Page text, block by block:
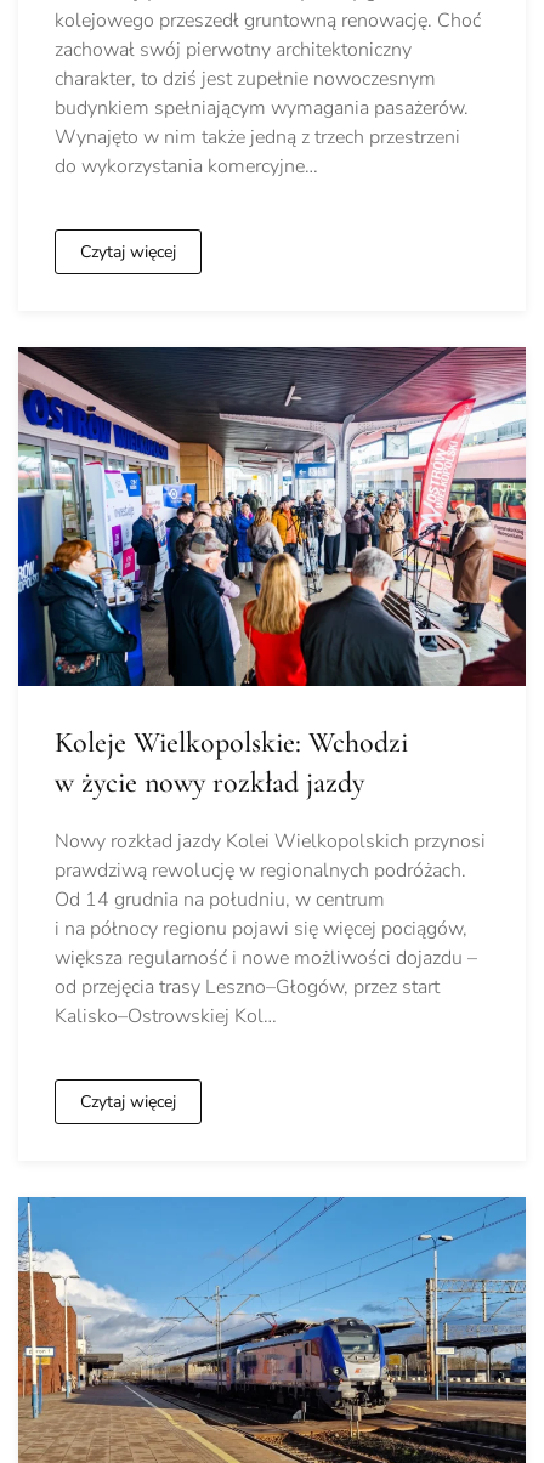
kolejowego przeszedł gruntowną renowację. Choć
zachował swój pierwotny architektoniczny
charakter, to dziś jest zupełnie nowoczesnym
budynkiem spełniającym wymagania pasażerów.
Wynajęto w nim także jedną z trzech przestrzeni
do wykorzystania komercyjne…
Czytaj więcej
Koleje Wielkopolskie: Wchodzi
w życie nowy rozkład jazdy
Nowy rozkład jazdy Kolei Wielkopolskich przynosi
prawdziwą rewolucję w regionalnych podróżach.
Od 14 grudnia na południu, w centrum
i na północy regionu pojawi się więcej pociągów,
większa regularność i nowe możliwości dojazdu –
od przejęcia trasy Leszno–Głogów, przez start
Kalisko–Ostrowskiej Kol…
Czytaj więcej